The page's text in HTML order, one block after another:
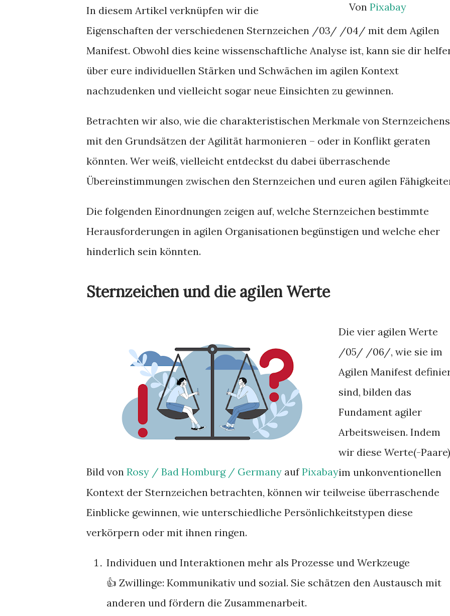
Von Pixabay
In diesem Artikel verknüpfen wir die
Eigenschaften der verschiedenen Sternzeichen /03/ /04/ mit dem Agilen
Manifest. Obwohl dies keine wissenschaftliche Analyse ist, kann sie dir
über eure individuellen Stärken und Schwächen im agilen Kontext
nachzudenken und vielleicht sogar neue Einsichten zu gewinnen.
Betrachten wir also, wie die charakteristischen Merkmale von Sternzeichens
mit den Grundsätzen der Agilität harmonieren – oder in Konflikt geraten
könnten. Wer weiß, vielleicht entdeckst du dabei überraschende
Übereinstimmungen zwischen den Sternzeichen und euren agilen
Die folgenden Einordnungen zeigen auf, welche Sternzeichen bestimmte
Herausforderungen in agilen Organisationen begünstigen und welche eher
hinderlich sein könnten.
Sternzeichen und die agilen Werte
Bild von Rosy / Bad Homburg / Germany aufPixabay
Die vier agilen Werte
/05/ /06/, wie sie im
Agilen Manifest
sind, bilden das
Fundament agiler
Arbeitsweisen. Indem
wir diese Werte(-Paare)
im unkonventionellen
Kontext der Sternzeichen betrachten, können wir teilweise überraschende
Einblicke gewinnen, wie unterschiedliche Persönlichkeitstypen diese
verkörpern oder mit ihnen ringen.
Individuen und Interaktionen mehr als Prozesse und Werkzeuge
👍 Zwillinge: Kommunikativ und sozial. Sie schätzen den Austausch mit
anderen und fördern die Zusammenarbeit.